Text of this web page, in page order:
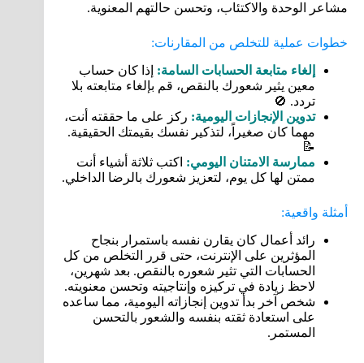
مشاعر الوحدة والاكتئاب، وتحسن حالتهم المعنوية.
خطوات عملية للتخلص من المقارنات:
إلغاء متابعة الحسابات السامة: إذا كان حساب
معين يثير شعورك بالنقص، قم بإلغاء متابعته بلا
تردد. 🚫
تدوين الإنجازات اليومية: ركز على ما حققته أنت،
مهما كان صغيراً، لتذكير نفسك بقيمتك الحقيقية.
📝
ممارسة الامتنان اليومي: اكتب ثلاثة أشياء أنت
ممتن لها كل يوم، لتعزيز شعورك بالرضا الداخلي.
أمثلة واقعية:
رائد أعمال كان يقارن نفسه باستمرار بنجاح
المؤثرين على الإنترنت، حتى قرر التخلص من كل
الحسابات التي تثير شعوره بالنقص. بعد شهرين،
لاحظ زيادة في تركيزه وإنتاجيته وتحسن معنويته.
شخص آخر بدأ تدوين إنجازاته اليومية، مما ساعده
على استعادة ثقته بنفسه والشعور بالتحسن
المستمر.